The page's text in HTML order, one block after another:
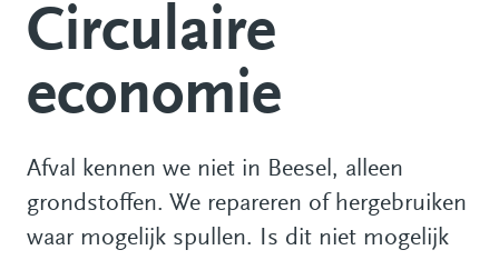
Circulaire
economie
Afval kennen we niet in Beesel, alleen
grondstoffen. We repareren of hergebruiken
waar mogelijk spullen. Is dit niet mogelijk